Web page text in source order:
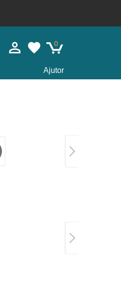
0
Ajutor